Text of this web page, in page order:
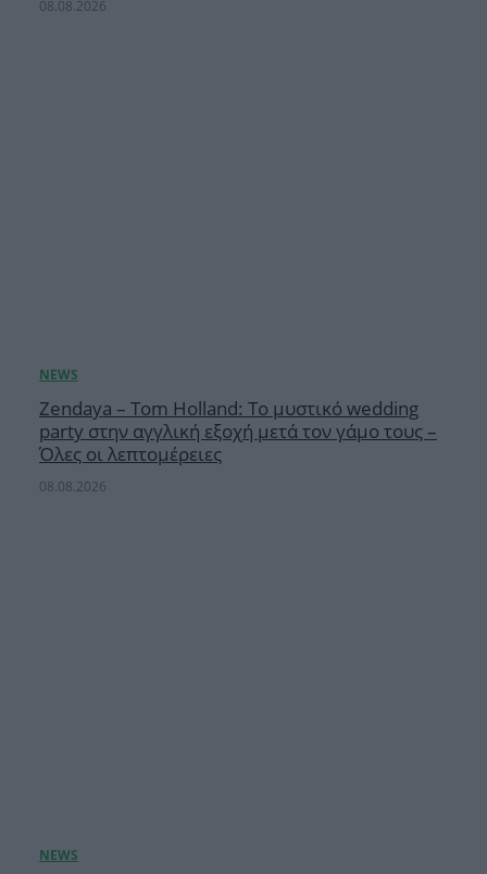
08.08.2026
Zendaya – Tom Holland: Το μυστικό wedding
party στην αγγλική εξοχή μετά τον γάμο τους –
Όλες οι λεπτομέρειες
08.08.2026